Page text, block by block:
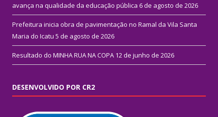
avança na qualidade da educação pública 6 de agosto de 2026
Prefeitura inicia obra de pavimentação no Ramal da Vila Santa
Maria do Icatu 5 de agosto de 2026
Resultado do MINHA RUA NA COPA 12 de junho de 2026
DESENVOLVIDO POR CR2